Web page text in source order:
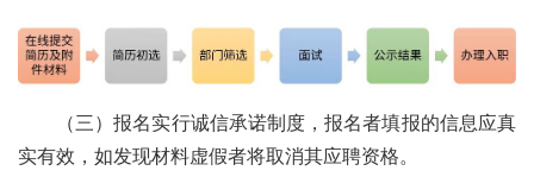
（三）报名实行诚信承诺制度，报名者填报的信息应真
实有效，如发现材料虚假者将取消其应聘资格。